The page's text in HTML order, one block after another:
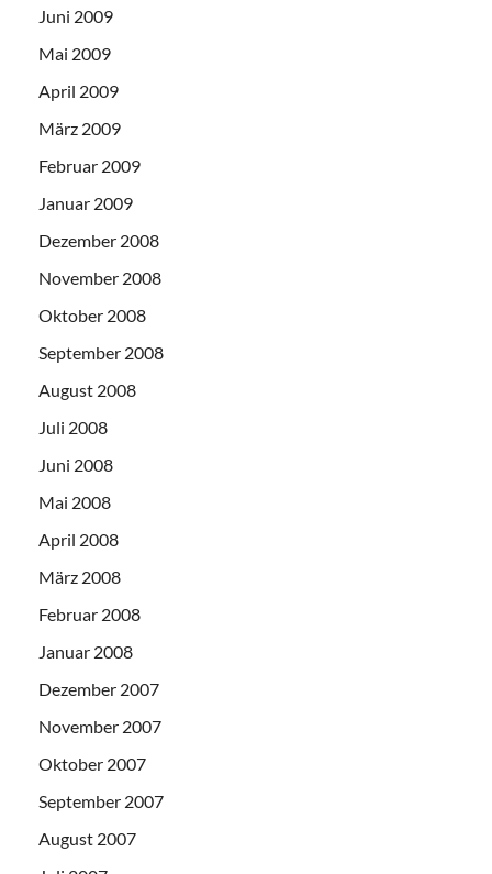
Juni 2009
Mai 2009
April 2009
März 2009
Februar 2009
Januar 2009
Dezember 2008
November 2008
Oktober 2008
September 2008
August 2008
Juli 2008
Juni 2008
Mai 2008
April 2008
März 2008
Februar 2008
Januar 2008
Dezember 2007
November 2007
Oktober 2007
September 2007
August 2007